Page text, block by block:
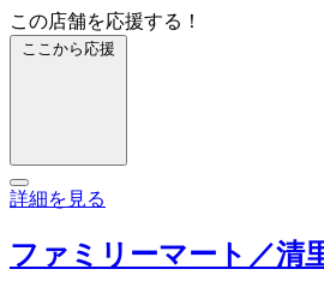
この店舗を応援する！
ここから応援
詳細を見る
ファミリーマート／清